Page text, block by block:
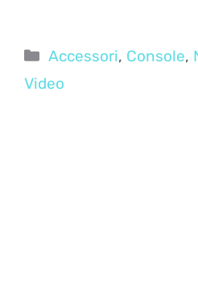
Categorie
Accessori, Console,
Video